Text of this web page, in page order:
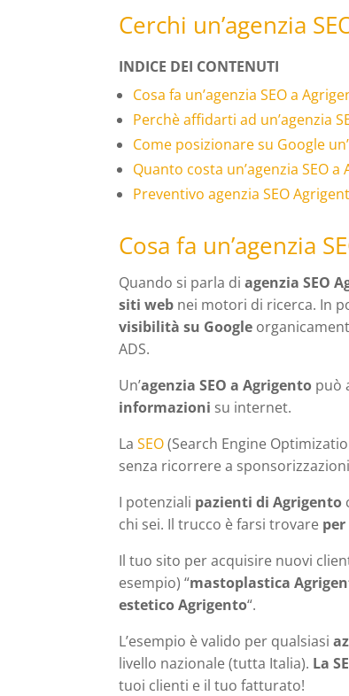
Cerchi un’agenzia
INDICE DEI CONTENUTI
Cosa fa un’agenzia SEO a
Perchè affidarti ad un’agenzia
Come posizionare su Google
Quanto costa un’agenzia SEO a
Preventivo agenzia SEO
Cosa fa un’agenzia
Quando si parla diagenzia SEO
siti web nei motori di ricerca. In
visibilità su Google
ADS.
Un’agenzia SEO a Agrigento può
informazioni su internet.
LaSEO(Search Engine
senza ricorrere a
I potenziali pazienti di Agrigento
chi sei. Il trucco è farsi trovare
Il tuo sito per acquisire nuovi
esempio) “mastoplastica
estetico Agrigento“.
L’esempio è valido per qualsiasi
livello nazionale (tutta Italia). La
tuoi clienti e il tuo fatturato!